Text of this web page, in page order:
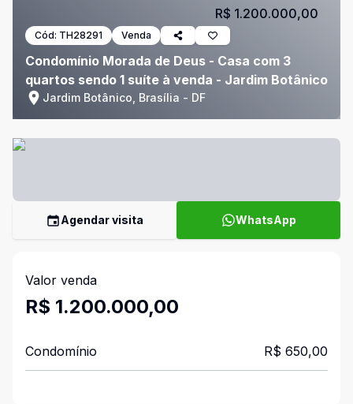
Cód: TH28291 Venda
Condomínio Morada de Deus - Casa com 3
quartos sendo 1 suíte à venda - Jardim Botânico
Jardim Botânico, Brasília - DF
R$ 1.200.000,00
Agendar visita WhatsApp
Valor venda
R$ 1.200.000,00
Condomínio R$ 650,00